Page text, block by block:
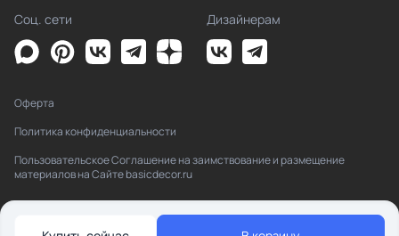
Соц. сети Дизайнерам
Оферта
Политика конфиденциальности
Пользовательское Соглашение на заимствование и размещение
материалов на Сайте basicdecor.ru